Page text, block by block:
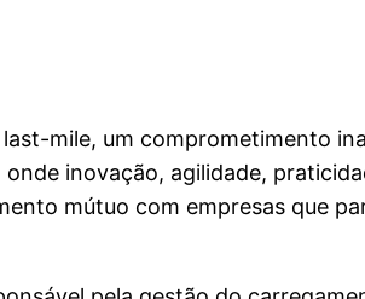
mile, um comprometimento
inovação, agilidade,
mútuo com empresas que